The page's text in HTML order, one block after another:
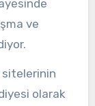
ve
sitelerinin
olarak